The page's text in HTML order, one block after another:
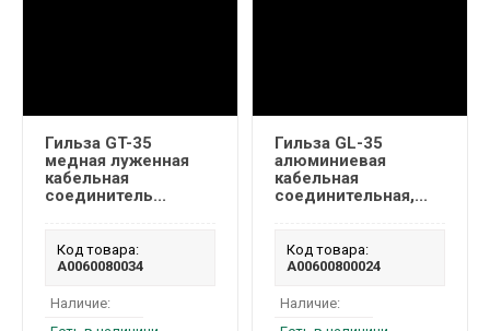
Гильза GT-35
медная луженная
кабельная
соединитель...
Код товара:
A0060080034
Наличие:
Гильза GL-35
алюминиевая
кабельная
соединительная,...
Код товара:
A00600800024
Наличие: